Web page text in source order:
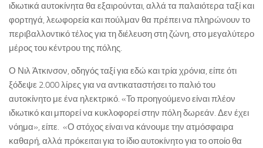
ιδιωτικά αυτοκίνητα θα εξαιρούνται, αλλά τα παλαιότερα ταξί και
φορτηγά, λεωφορεία και πούλμαν θα πρέπει να πληρώνουν το
περιβαλλοντικό τέλος για τη διέλευση στη ζώνη, στο μεγαλύτερο
μέρος του κέντρου της πόλης.
Ο Νιλ Άτκινσον, οδηγός ταξί για εδώ και τρία χρόνια, είπε ότι
ξόδεψε 2.000 λίρες για να αντικαταστήσει το παλιό του
αυτοκίνητο με ένα ηλεκτρικό. «Το προηγούμενο είναι πλέον
ιδιωτικό και μπορεί να κυκλοφορεί στην πόλη δωρεάν. Δεν έχει
νόημα», είπε. «Ο στόχος είναι να κάνουμε την ατμόσφαιρα
καθαρή, αλλά πρόκειται για το ίδιο αυτοκίνητο για το οποίο θα